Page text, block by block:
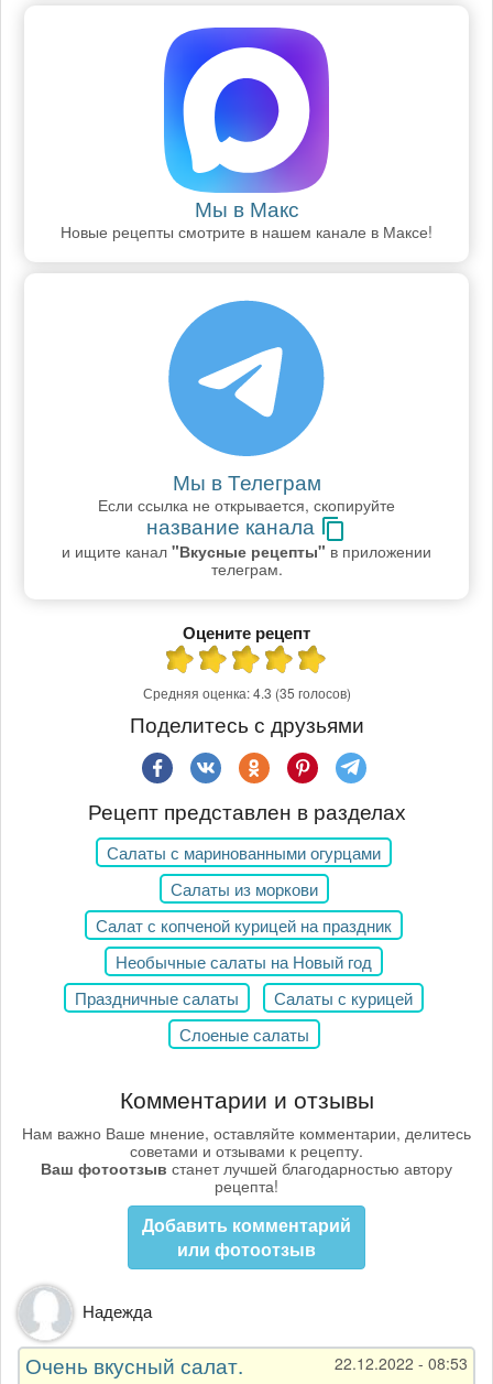
Мы в Макс
Новые рецепты смотрите в нашем канале в Максе!
Мы в Телеграм
Если ссылка не открывается, скопируйте
название канала
и ищите канал "Вкусные рецепты" в приложении
телеграм.
Оцените рецепт
Средняя оценка:4.3 (35 голосов)
Поделитесь с друзьями
Рецепт представлен в разделах
Салаты с маринованными огурцами
Салаты из моркови
Салат с копченой курицей на праздник
Необычные салаты на Новый год
Праздничные салаты
Салаты с курицей
Слоеные салаты
Комментарии и отзывы
Нам важно Ваше мнение, оставляйте комментарии, делитесь
советами и отзывами к рецепту.
Ваш фотоотзыв станет лучшей благодарностью автору
рецепта!
Добавить комментарий
или фотоотзыв
Надежда
22.12.2022 - 08:53
Очень вкусный салат.